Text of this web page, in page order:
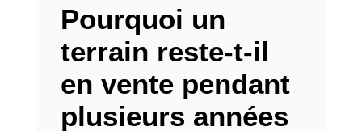
Pourquoi un
terrain reste-t-il
en vente pendant
plusieurs années